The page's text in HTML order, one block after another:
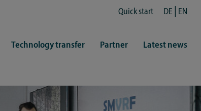
Quick start DE EN
Technology transfer Partner Latest news